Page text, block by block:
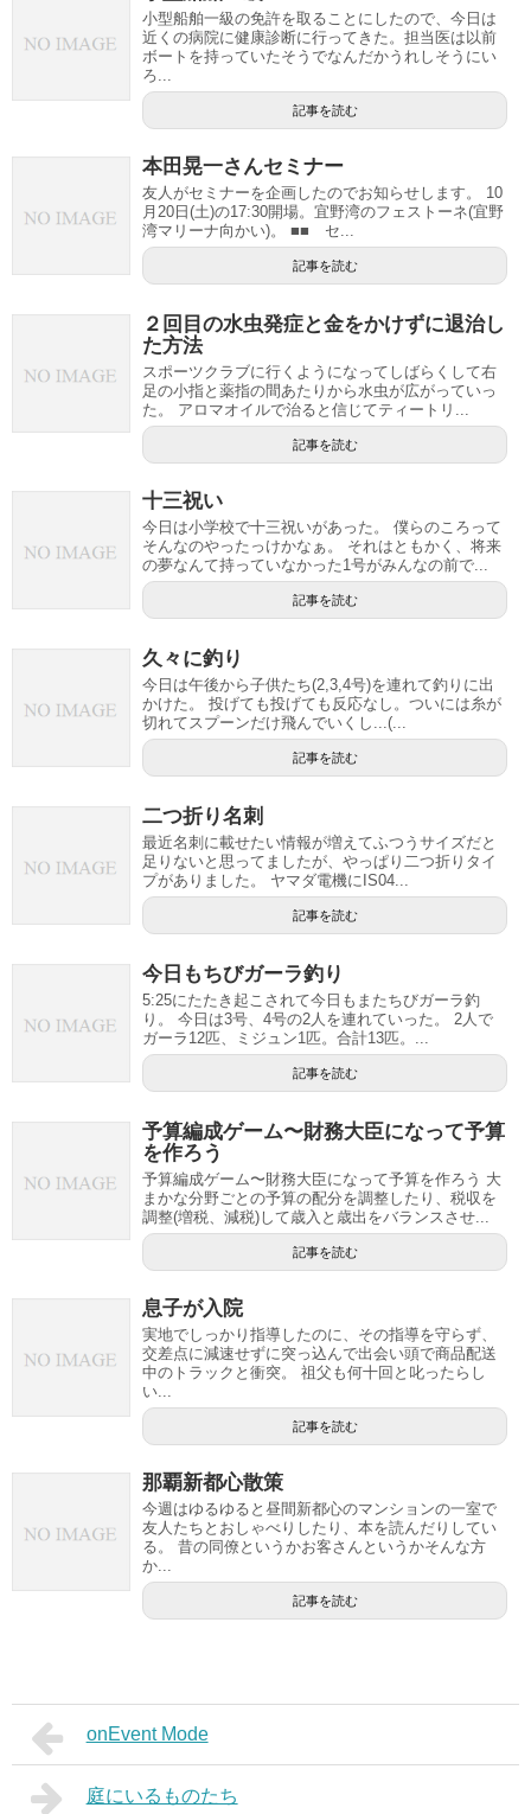
小型船舶一級の免許を取ることにしたので、今日は
近くの病院に健康診断に行ってきた。担当医は以前
ボートを持っていたそうでなんだかうれしそうにい
ろ...
記事を読む
本田晃一さんセミナー
友人がセミナーを企画したのでお知らせします。 10
月20日(土)の17:30開場。宜野湾のフェストーネ(宜野
湾マリーナ向かい)。 ■■ セ...
記事を読む
２回目の水虫発症と金をかけずに退治し
た方法
スポーツクラブに行くようになってしばらくして右
足の小指と薬指の間あたりから水虫が広がっていっ
た。 アロマオイルで治ると信じてティートリ...
記事を読む
十三祝い
今日は小学校で十三祝いがあった。 僕らのころって
そんなのやったっけかなぁ。 それはともかく、将来
の夢なんて持っていなかった1号がみんなの前で...
記事を読む
久々に釣り
今日は午後から子供たち(2,3,4号)を連れて釣りに出
かけた。 投げても投げても反応なし。ついには糸が
切れてスプーンだけ飛んでいくし...(...
記事を読む
二つ折り名刺
最近名刺に載せたい情報が増えてふつうサイズだと
足りないと思ってましたが、やっぱり二つ折りタイ
プがありました。 ヤマダ電機にIS04...
記事を読む
今日もちびガーラ釣り
5:25にたたき起こされて今日もまたちびガーラ釣
り。 今日は3号、4号の2人を連れていった。 2人で
ガーラ12匹、ミジュン1匹。合計13匹。...
記事を読む
予算編成ゲーム〜財務大臣になって予算
を作ろう
予算編成ゲーム〜財務大臣になって予算を作ろう 大
まかな分野ごとの予算の配分を調整したり、税収を
調整(増税、減税)して歳入と歳出をバランスさせ...
記事を読む
息子が入院
実地でしっかり指導したのに、その指導を守らず、
交差点に減速せずに突っ込んで出会い頭で商品配送
中のトラックと衝突。 祖父も何十回と叱ったらし
い...
記事を読む
那覇新都心散策
今週はゆるゆると昼間新都心のマンションの一室で
友人たちとおしゃべりしたり、本を読んだりしてい
る。 昔の同僚というかお客さんというかそんな方
か...
記事を読む
onEvent Mode
庭にいるものたち